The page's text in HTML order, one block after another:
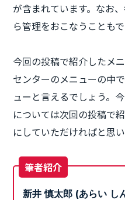
が含まれています。なお
ら管理をおこなうこともで
今回の投稿で紹介したメ
センターのメニューの中
ューと言えるでしょう。
については次回の投稿で
にしていただければと思い
筆者紹介
新井 慎太郎 (あらい し